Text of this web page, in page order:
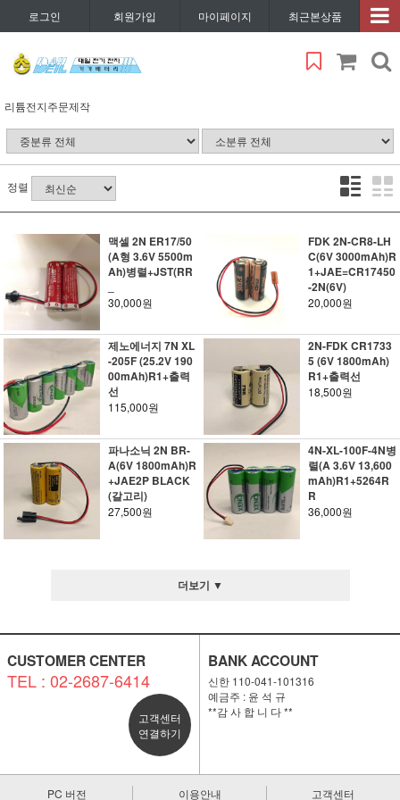
로그인 회원가입 마이페이지 최근본상품
리튬전지주문제작
정렬
맥셀 2N ER17/50
(A형 3.6V 5500m
Ah)병렬+JST(RR
30,000원
FDK 2N-CR8-LH
C(6V 3000mAh)R
1+JAE=CR17450
-2N(6V)
20,000원
제노에너지 7N XL
-205F (25.2V 190
00mAh)R1+출력
선
115,000원
2N-FDK CR1733
5 (6V 1800mAh)
R1+출력선
18,500원
파나소닉 2N BR-
A(6V 1800mAh)R
+JAE2P BLACK
(갈고리)
27,500원
4N-XL-100F-4N병
렬(A 3.6V 13,600
mAh)R1+5264R
R
36,000원
더보기 ▼
CUSTOMER CENTER
TEL : 02-2687-6414
고객센터
연결하기
BANK ACCOUNT
신한 110-041-101316
예금주 : 윤 석 규
**감 사 합 니 다 **
PC 버전 이용안내 고객센터